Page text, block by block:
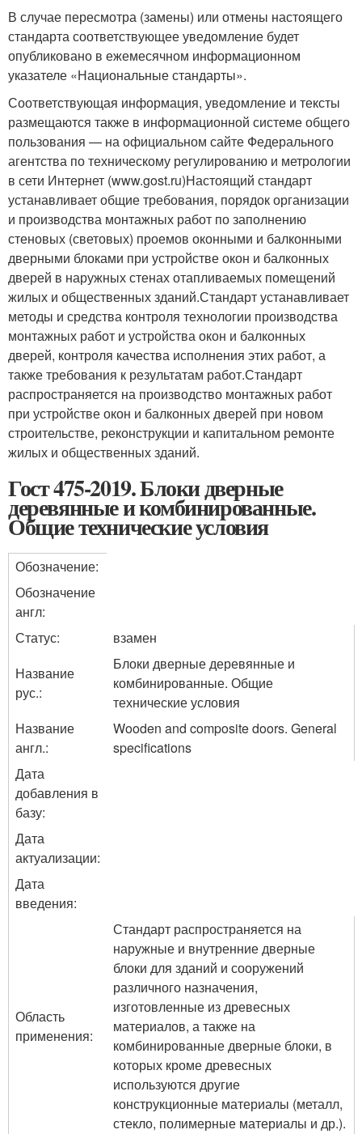
В случае пересмотра (замены) или отмены настоящего
стандарта соответствующее уведомление будет
опубликовано в ежемесячном информационном
указателе «Национальные стандарты».
Соответствующая информация, уведомление и тексты
размещаются также в информационной системе общего
пользования — на официальном сайте Федерального
агентства по техническому регулированию и метрологии
в сети Интернет (www.gost.ru)Настоящий стандарт
устанавливает общие требования, порядок организации
и производства монтажных работ по заполнению
стеновых (световых) проемов оконными и балконными
дверными блоками при устройстве окон и балконных
дверей в наружных стенах отапливаемых помещений
жилых и общественных зданий.Стандарт устанавливает
методы и средства контроля технологии производства
монтажных работ и устройства окон и балконных
дверей, контроля качества исполнения этих работ, а
также требования к результатам работ.Стандарт
распространяется на производство монтажных работ
при устройстве окон и балконных дверей при новом
строительстве, реконструкции и капитальном ремонте
жилых и общественных зданий.
Гост 475-2019. Блоки дверные
деревянные и комбинированные.
Общие технические условия
Обозначение:
Обозначение
англ:
Статус:
взамен
Название
рус.:
Блоки дверные деревянные и
комбинированные. Общие
технические условия
Название
англ.:
Wooden and composite doors. General
specifications
Дата
добавления в
базу:
Дата
актуализации:
Дата
введения:
Область
применения:
Стандарт распространяется на
наружные и внутренние дверные
блоки для зданий и сооружений
различного назначения,
изготовленные из древесных
материалов, а также на
комбинированные дверные блоки, в
которых кроме древесных
используются другие
конструкционные материалы (металл,
стекло, полимерные материалы и др.).